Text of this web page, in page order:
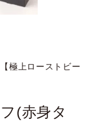
極上ローストビー
(赤身タ